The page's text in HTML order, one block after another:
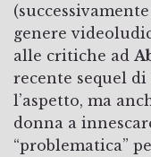
genere
alle critiche ad
recente sequel di
l’aspetto, ma
donna a
“problematica”